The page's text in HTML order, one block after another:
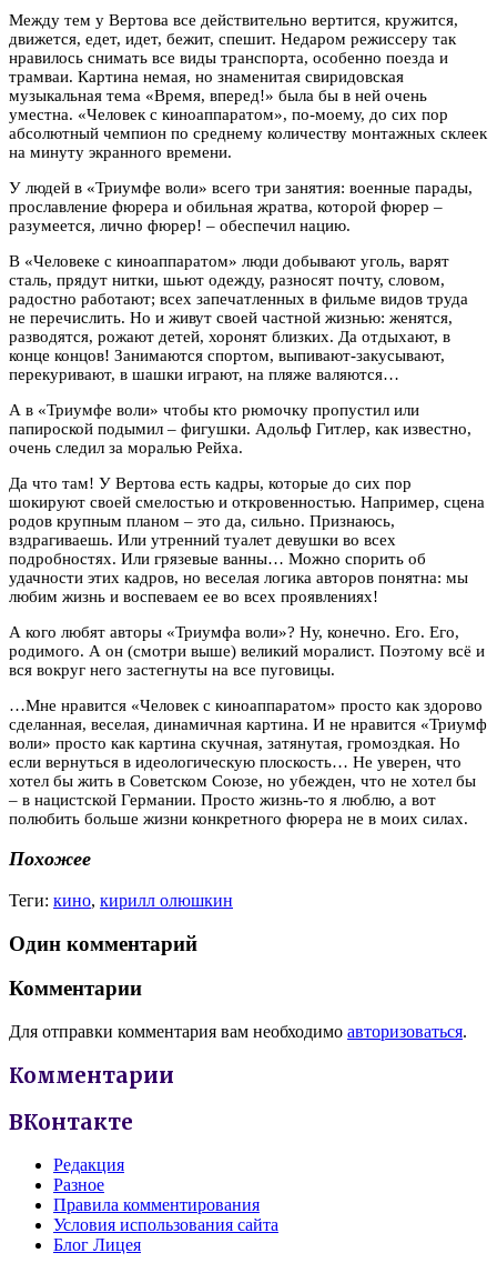
Между тем у Вертова все действительно вертится, кружится,
движется, едет, идет, бежит, спешит. Недаром режиссеру так
нравилось снимать все виды транспорта, особенно поезда и
трамваи. Картина немая, но знаменитая свиридовская
музыкальная тема «Время, вперед!» была бы в ней очень
уместна. «Человек с киноаппаратом», по-моему, до сих пор
абсолютный чемпион по среднему количеству монтажных склеек
на минуту экранного времени.
У людей в «Триумфе воли» всего три занятия: военные парады,
прославление фюрера и обильная жратва, которой фюрер –
разумеется, лично фюрер! – обеспечил нацию.
В «Человеке с киноаппаратом» люди добывают уголь, варят
сталь, прядут нитки, шьют одежду, разносят почту, словом,
радостно работают; всех запечатленных в фильме видов труда
не перечислить. Но и живут своей частной жизнью: женятся,
разводятся, рожают детей, хоронят близких. Да отдыхают, в
конце концов! Занимаются спортом, выпивают-закусывают,
перекуривают, в шашки играют, на пляже валяются…
А в «Триумфе воли» чтобы кто рюмочку пропустил или
папироской подымил – фигушки. Адольф Гитлер, как известно,
очень следил за моралью Рейха.
Да что там! У Вертова есть кадры, которые до сих пор
шокируют своей смелостью и откровенностью. Например, сцена
родов крупным планом – это да, сильно. Признаюсь,
вздрагиваешь. Или утренний туалет девушки во всех
подробностях. Или грязевые ванны… Можно спорить об
удачности этих кадров, но веселая логика авторов понятна: мы
любим жизнь и воспеваем ее во всех проявлениях!
А кого любят авторы «Триумфа воли»? Ну, конечно. Его. Его,
родимого. А он (смотри выше) великий моралист. Поэтому всё и
вся вокруг него застегнуты на все пуговицы.
…Мне нравится «Человек с киноаппаратом» просто как здорово
сделанная, веселая, динамичная картина. И не нравится «Триумф
воли» просто как картина скучная, затянутая, громоздкая. Но
если вернуться в идеологическую плоскость… Не уверен, что
хотел бы жить в Советском Союзе, но убежден, что не хотел бы
– в нацистской Германии. Просто жизнь-то я люблю, а вот
полюбить больше жизни конкретного фюрера не в моих силах.
Похожее
Теги: кино, кирилл олюшкин
Один комментарий
Комментарии
Для отправки комментария вам необходимо авторизоваться.
Комментарии
ВКонтакте
Редакция
Разное
Правила комментирования
Условия использования сайта
Блог Лицея